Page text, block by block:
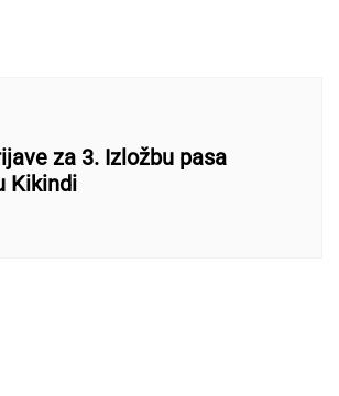
za 3. Izložbu pasa
Kikindi